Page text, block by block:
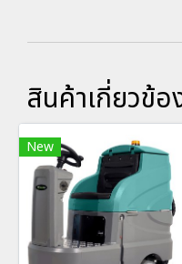
สินค้าเกี่ยวข้อ
New